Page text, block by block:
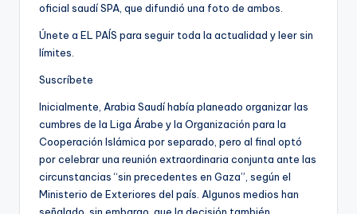
oficial saudí SPA, que difundió una foto de ambos.
Únete a EL PAÍS para seguir toda la actualidad y leer sin
límites.
Suscríbete
Inicialmente, Arabia Saudí había planeado organizar las
cumbres de la Liga Árabe y la Organización para la
Cooperación Islámica por separado, pero al final optó
por celebrar una reunión extraordinaria conjunta ante las
circunstancias “sin precedentes en Gaza”, según el
Ministerio de Exteriores del país. Algunos medios han
señalado, sin embargo, que la decisión también